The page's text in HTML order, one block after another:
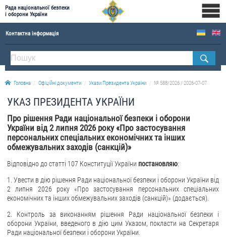
Рада національної безпеки
і оборони України
Контактна інформація
ПРО РНБОУ
Склад Ради національної безпеки і оборони України
Апарат Ради національної безпеки і оборони України
Правова основа діяльності Ради національної безпеки і оборони України
Історична довідка про діяльність Ради національної безпеки і оборони України
ОФІЦІЙНІ ДОКУМЕНТИ
Новини
Drone Deals
Відеогалерея
Головна Офіційні документи Укази Президента України № 588/2026 / 2026-07-07
УКАЗ ПРЕЗИДЕНТА УКРАЇНИ
Про рішення Ради національної безпеки і оборони
України від 2 липня 2026 року «Про застосування
персональних спеціальних економічних та інших
обмежувальних заходів (санкцій)»
Відповідно до статті 107 Конституції України постановляю:
1. Увести в дію рішення Ради національної безпеки і оборони України від
2 липня 2026 року «Про застосування персональних спеціальних
економічних та інших обмежувальних заходів (санкцій)» (додається).
2. Контроль за виконанням рішення Ради національної безпеки і
оборони України, введеного в дію цим Указом, покласти на Секретаря
Ради національної безпеки і оборони України.